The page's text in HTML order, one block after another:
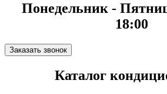
Понедельник -
18:00
Заказать звонок
Каталог